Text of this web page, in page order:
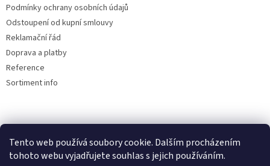
Tento web používá soubory cookie. Dalším procházením
tohoto webu vyjadřujete souhlas s jejich používáním.
Podmínky ochrany osobních údajů
Odstoupení od kupní smlouvy
Reklamační řád
Doprava a platby
Reference
Sortiment info
Reklamační řád